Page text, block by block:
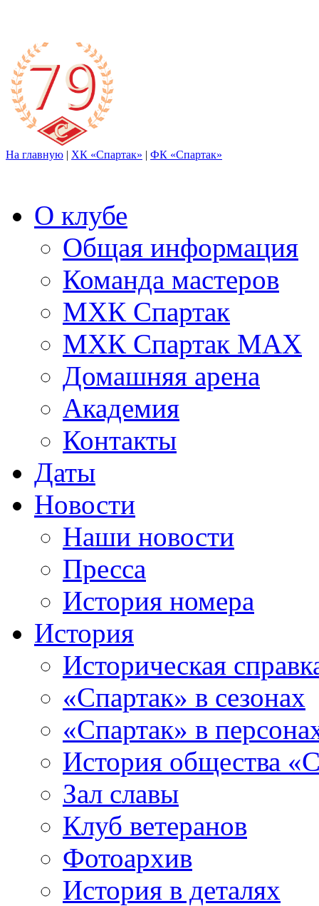
На главную | ХК «Спартак» | ФК «Спартак»
О клубе
Общая информация
Команда мастеров
МХК Спартак
МХК Спартак МАХ
Домашняя арена
Академия
Контакты
Даты
Новости
Наши новости
Пресса
История номера
История
Историческая
«Спартак» в сезонах
«Спартак» в
История общества
Зал славы
Клуб ветеранов
Фотоархив
История в деталях